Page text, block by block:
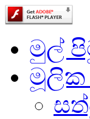
මුල්
මූලික